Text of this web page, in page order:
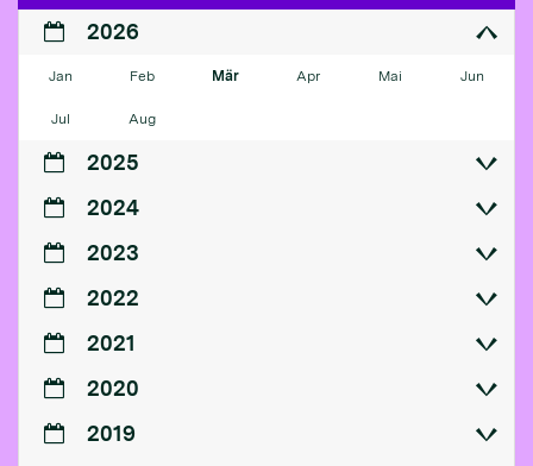
2026
Jan Feb Mär Apr Mai Jun
Jul Aug
2025
2024
2023
2022
2021
2020
2019